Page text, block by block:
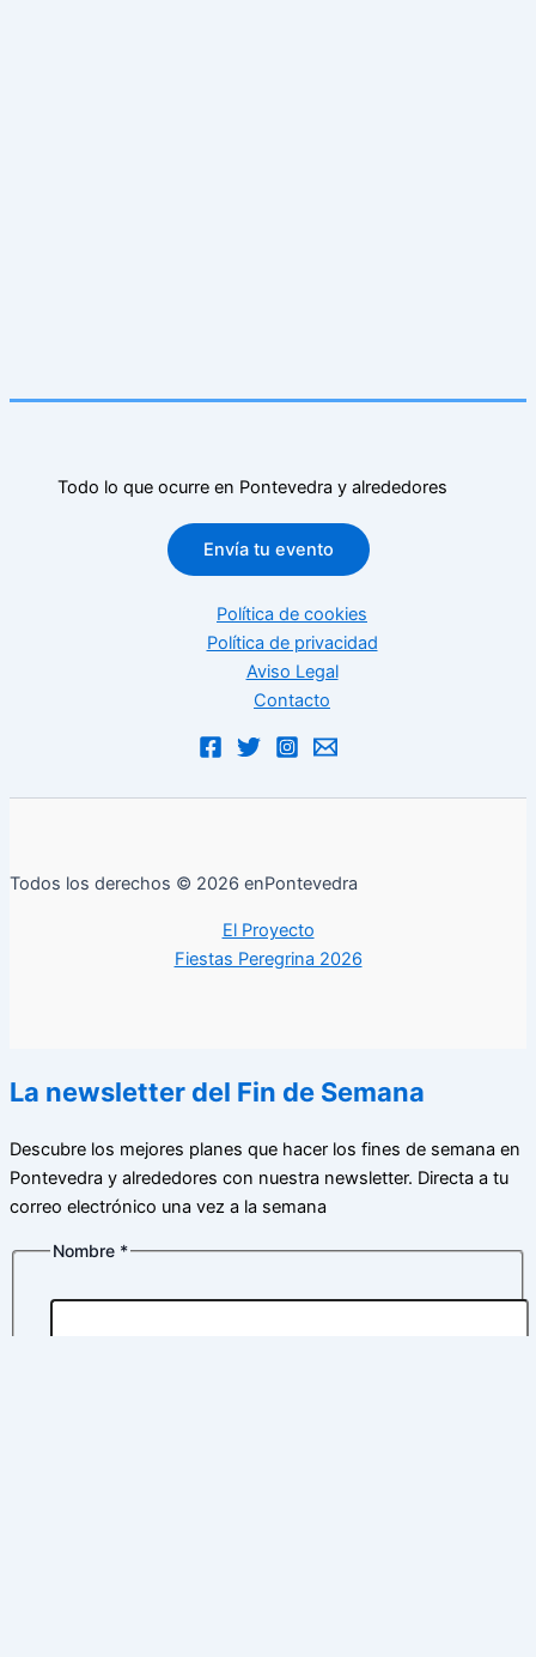
Todo lo que ocurre en Pontevedra y alrededores
Envía tu evento
Política de cookies
Política de privacidad
Aviso Legal
Contacto
Todos los derechos © 2026 enPontevedra
El Proyecto
Fiestas Peregrina 2026
La newsletter del Fin de Semana
Descubre los mejores planes que hacer los fines de semana en
Pontevedra y alrededores con nuestra newsletter. Directa a tu
correo electrónico una vez a la semana
Nombre *